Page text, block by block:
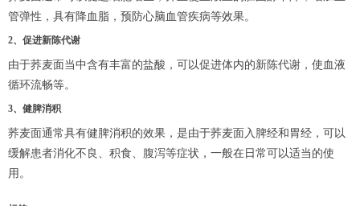
管弹性，具有降血脂，预防心脑血管疾病等效果。
2、促进新陈代谢
由于荞麦面当中含有丰富的盐酸，可以促进体内的新陈代谢，使血液
循环流畅等。
3、健脾消积
荞麦面通常具有健脾消积的效果，是由于荞麦面入脾经和胃经，可以
缓解患者消化不良、积食、腹泻等症状，一般在日常可以适当的使
用。